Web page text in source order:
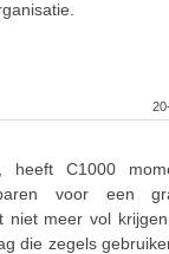
C1000
voor een
niet meer vol
die zegels